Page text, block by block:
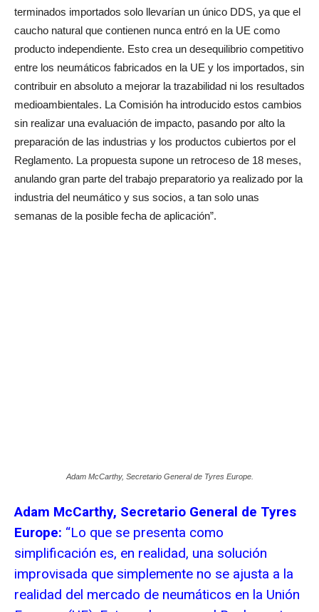
terminados importados solo llevarían un único DDS, ya que el
caucho natural que contienen nunca entró en la UE como
producto independiente. Esto crea un desequilibrio competitivo
entre los neumáticos fabricados en la UE y los importados, sin
contribuir en absoluto a mejorar la trazabilidad ni los resultados
medioambientales. La Comisión ha introducido estos cambios
sin realizar una evaluación de impacto, pasando por alto la
preparación de las industrias y los productos cubiertos por el
Reglamento. La propuesta supone un retroceso de 18 meses,
anulando gran parte del trabajo preparatorio ya realizado por la
industria del neumático y sus socios, a tan solo unas
semanas de la posible fecha de aplicación”.
Adam McCarthy, Secretario General de Tyres Europe.
Adam McCarthy, Secretario General de Tyres
Europe: “Lo que se presenta como
simplificación es, en realidad, una solución
improvisada que simplemente no se ajusta a la
realidad del mercado de neumáticos en la Unión